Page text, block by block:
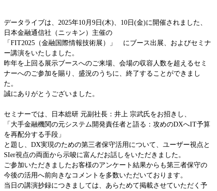
HPEスイッチ
HPEサーバー
Oracleサーバー
Ciscoルータ
Cisco Catalyst
Ciscoワイヤレス
Ciscoファイアウォール
Cisco UCSサーバー
Juniper EX・QFX
Juniper MX,ERXルータ
Juniper SRX・SSG
Allied Telesis、YAMAHA、Fortinet
Fujitsu
IBM Lenovoサーバー
データライブは、2025年10月9日(木)、10日(金)に開催されました、
日本金融通信社（ニッキン）主催の
「FIT2025（金融国際情報技術展）」 にブース出展、およびセミナ
ー講演をいたしました。
昨年を上回る展示ブースへのご来場、会場の収容人数を超えるセミ
ナーへのご参加を賜り、盛況のうちに、終了することができまし
た。
誠にありがとうございました。
セミナーでは、日本総研 元副社長：井上 宗武氏をお招きし、
「大手金融機関の元システム開発責任者と語る：攻めのDXへIT予算
を再配分する手段」
と題し、DX実現のための第三者保守活用について、ユーザー視点と
SIer視点の両面から示唆に富んだお話しをいただきました。
ご参加いただきましたお客様のアンケート結果からも第三者保守の
今後の活用へ前向きなコメントを多数いただいております。
当日の講演抄録につきましては、あらためて掲載させていただく予